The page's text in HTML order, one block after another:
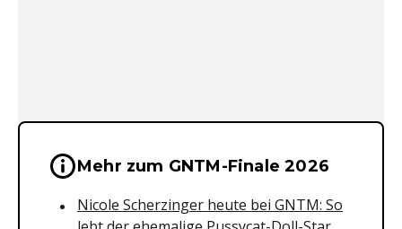
Wichtige Hinweise &
Mehr zum GNTM-Finale 2026
Nicole Scherzinger heute bei GNTM: So